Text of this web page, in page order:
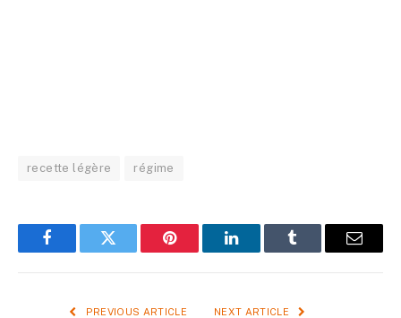
recette légère régime
FacebookTwitter Pinterest LinkedInTumblr Email
PREVIOUS ARTICLE NEXT ARTICLE